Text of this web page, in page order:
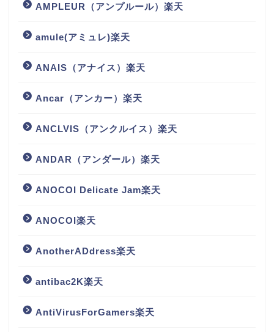
AMPLEUR（アンプルール）楽天
amule(アミュレ)楽天
ANAIS（アナイス）楽天
Ancar（アンカー）楽天
ANCLVIS（アンクルイス）楽天
ANDAR（アンダール）楽天
ANOCOI Delicate Jam楽天
ANOCOI楽天
AnotherADdress楽天
antibac2K楽天
AntiVirusForGamers楽天